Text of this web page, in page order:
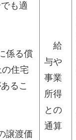
も適
係る償
住宅
るこ
譲渡価
給
与や
事業
所得
との
通算